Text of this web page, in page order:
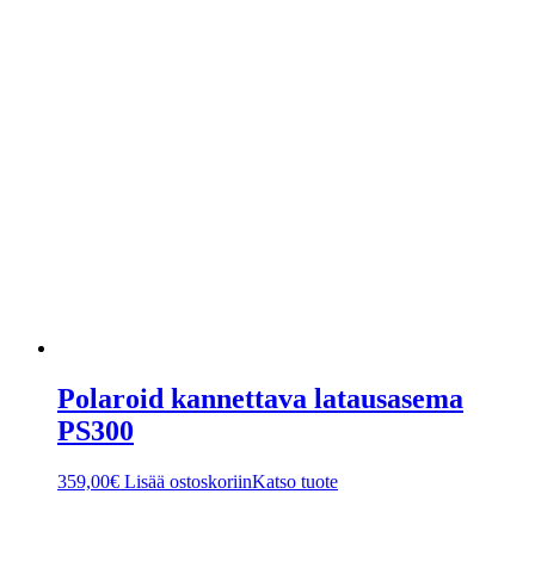
Polaroid kannettava latausasema
PS300
359,00€ Lisää ostoskoriinKatso tuote